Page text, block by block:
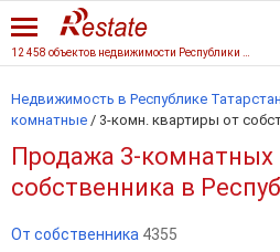
Недвижимость в Республике Татарстан
комнатные / 3-комн. квартиры от
Продажа 3-комнатных
собственника в
От собственника 4355